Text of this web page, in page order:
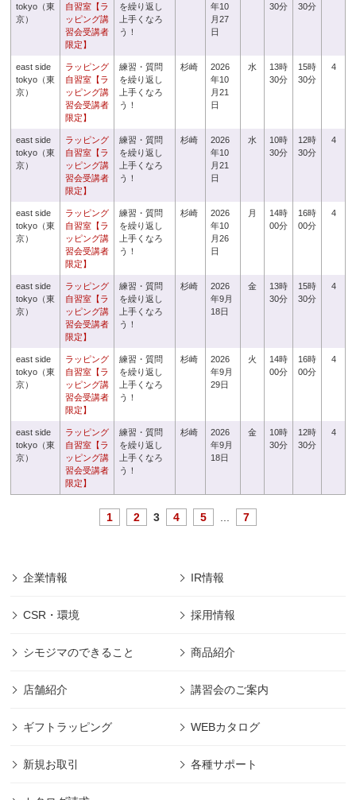
tokyo（東
京）
自習室【ラ
ッピング講
習会受講者
限定】
を繰り返し
上手くなろ
う！
年10
月27
日
30分
30分
east side
tokyo（東
京）
ラッピング
自習室【ラ
ッピング講
習会受講者
限定】
練習・質問
を繰り返し
上手くなろ
う！
杉崎
2026
年10
月21
日
水
13時
30分
15時
30分
4
east side
tokyo（東
京）
ラッピング
自習室【ラ
ッピング講
習会受講者
限定】
練習・質問
を繰り返し
上手くなろ
う！
杉崎
2026
年10
月21
日
水
10時
30分
12時
30分
4
east side
tokyo（東
京）
ラッピング
自習室【ラ
ッピング講
習会受講者
限定】
練習・質問
を繰り返し
上手くなろ
う！
杉崎
2026
年10
月26
日
月
14時
00分
16時
00分
4
east side
tokyo（東
京）
ラッピング
自習室【ラ
ッピング講
習会受講者
限定】
練習・質問
を繰り返し
上手くなろ
う！
杉崎
2026
年9月
18日
金
13時
30分
15時
30分
4
east side
tokyo（東
京）
ラッピング
自習室【ラ
ッピング講
習会受講者
限定】
練習・質問
を繰り返し
上手くなろ
う！
杉崎
2026
年9月
29日
火
14時
00分
16時
00分
4
east side
tokyo（東
京）
ラッピング
自習室【ラ
ッピング講
習会受講者
限定】
練習・質問
を繰り返し
上手くなろ
う！
杉崎
2026
年9月
18日
金
10時
30分
12時
30分
4
1 2 3 4 5 7
企業情報 IR情報
CSR・環境 採用情報
シモジマのできること 商品紹介
店舗紹介 講習会のご案内
ギフトラッピング WEBカタログ
新規お取引 各種サポート